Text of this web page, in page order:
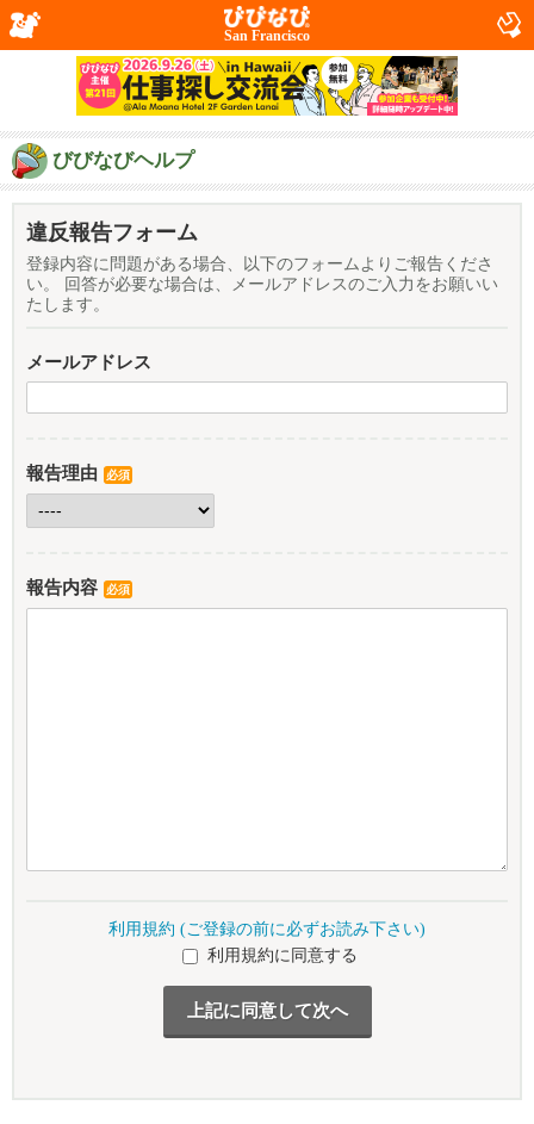
San Francisco
びびなびヘルプ
違反報告フォーム
登録内容に問題がある場合、以下のフォームよりご報告くださ
い。 回答が必要な場合は、メールアドレスのご入力をお願いい
たします。
メールアドレス
報告理由 必須
報告内容 必須
利用規約 (ご登録の前に必ずお読み下さい)
利用規約に同意する